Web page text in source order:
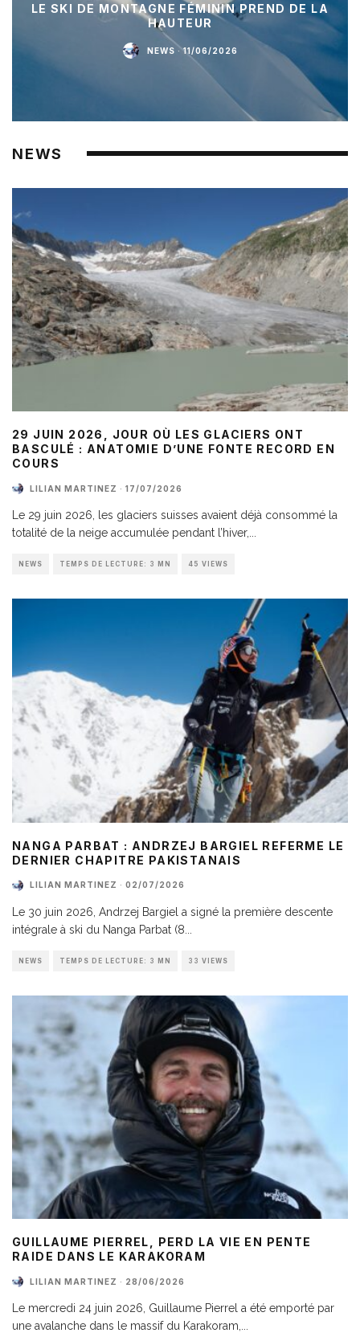
LE SKI DE MONTAGNE FÉMININ PREND DE LA
HAUTEUR
NEWS · 11/06/2026
NEWS
29 JUIN 2026, JOUR OÙ LES GLACIERS ONT
BASCULÉ : ANATOMIE D’UNE FONTE RECORD EN
COURS
LILIAN MARTINEZ · 17/07/2026
Le 29 juin 2026, les glaciers suisses avaient déjà consommé la
totalité de la neige accumulée pendant l’hiver,
NEWS TEMPS DE LECTURE: 3 MN 45 VIEWS
NANGA PARBAT : ANDRZEJ BARGIEL REFERME LE
DERNIER CHAPITRE PAKISTANAIS
LILIAN MARTINEZ · 02/07/2026
Le 30 juin 2026, Andrzej Bargiel a signé la première descente
intégrale à ski du Nanga Parbat (8
NEWS TEMPS DE LECTURE: 3 MN 33 VIEWS
GUILLAUME PIERREL, PERD LA VIE EN PENTE
RAIDE DANS LE KARAKORAM
LILIAN MARTINEZ · 28/06/2026
Le mercredi 24 juin 2026, Guillaume Pierrel a été emporté par
une avalanche dans le massif du Karakoram,...